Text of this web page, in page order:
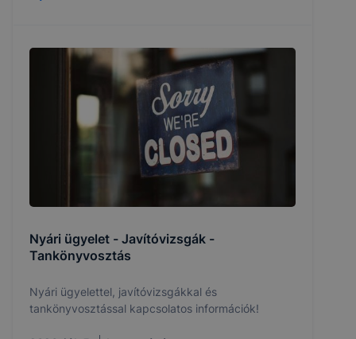
Nyári ügyelet - Javítóvizsgák -
Tankönyvosztás
Nyári ügyelettel, javítóvizsgákkal és
tankönyvosztással kapcsolatos információk!